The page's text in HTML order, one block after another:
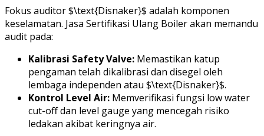
Fokus auditor $\text{Disnaker}$ adalah komponen
keselamatan. Jasa Sertifikasi Ulang Boiler akan memandu
audit pada:
Kalibrasi Safety Valve: Memastikan katup
pengaman telah dikalibrasi dan disegel oleh
lembaga independen atau $\text{Disnaker}$.
Kontrol Level Air: Memverifikasi fungsi low water
cut-off dan level gauge yang mencegah risiko
ledakan akibat keringnya air.